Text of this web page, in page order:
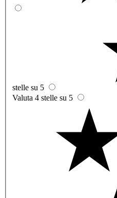
stelle su 5
Valuta 4 stelle su 5